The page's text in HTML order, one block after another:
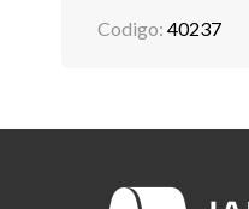
Codigo: 40237